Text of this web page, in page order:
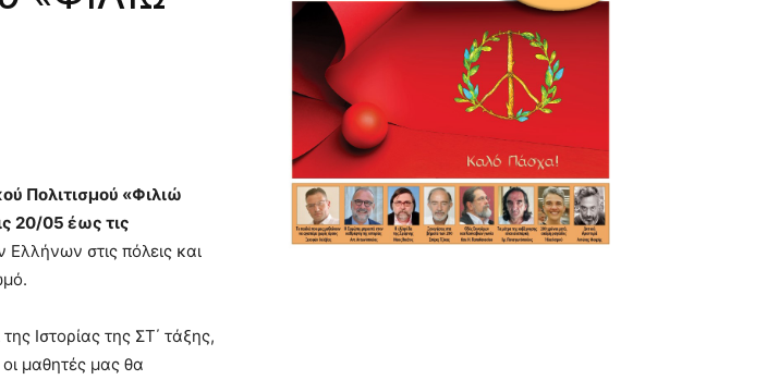
Πολιτισμού «Φιλιώ
20/05 έως τις
στις πόλεις και
Ιστορίας της ΣΤ΄ τάξης,
μαθητές μας θα